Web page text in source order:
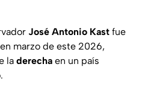
José Antonio Kast fue
marzo de este 2026,
la derecha en un país